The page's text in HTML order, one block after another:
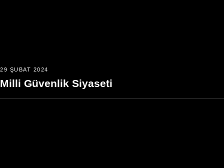
29 ŞUBAT 2024
Milli Güvenlik Siyaseti